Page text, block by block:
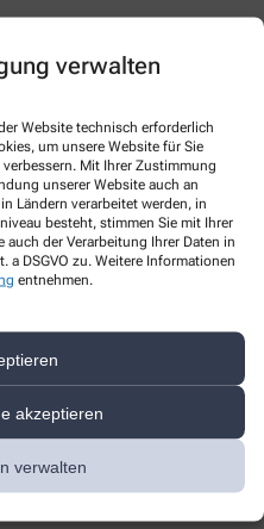
verwalten
Website technisch erforderlich
um unsere Website für Sie
Mit Ihrer Zustimmung
unserer Website auch an
Ländern verarbeitet werden, in
besteht, stimmen Sie mit Ihrer
der Verarbeitung Ihrer Daten in
a DSGVO zu. Weitere Informationen
entnehmen.
akzeptieren
verwalten
der gesetzlichen
Info speichern und Sie
vorzeigen.
und beim nächsten